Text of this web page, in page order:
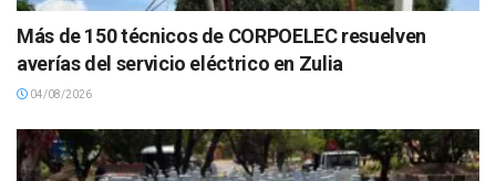
Más de 150 técnicos de CORPOELEC resuelven
averías del servicio eléctrico en Zulia
04/08/2026